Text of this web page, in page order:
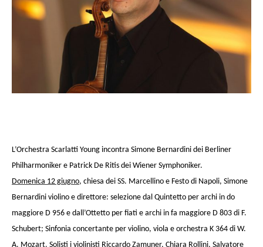
L’Orchestra Scarlatti Young incontra Simone Bernardini dei Berliner
Philharmoniker e Patrick De Ritis dei Wiener Symphoniker.
Domenica 12 giugno, chiesa dei SS. Marcellino e Festo di Napoli, Simone
Bernardini violino e direttore: selezione dal Quintetto per archi in do
maggiore D 956 e dall’Ottetto per fiati e archi in fa maggiore D 803 di F.
Schubert; Sinfonia concertante per violino, viola e orchestra K 364 di W.
A. Mozart. Solisti i violinisti Riccardo Zamuner, Chiara Rollini, Salvatore